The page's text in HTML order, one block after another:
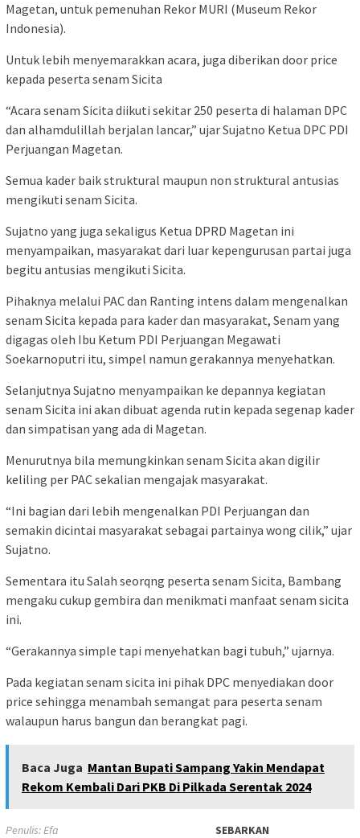
Magetan, untuk pemenuhan Rekor MURI (Museum Rekor
Indonesia).
Untuk lebih menyemarakkan acara, juga diberikan door price
kepada peserta senam Sicita
“Acara senam Sicita diikuti sekitar 250 peserta di halaman DPC
dan alhamdulillah berjalan lancar,” ujar Sujatno Ketua DPC PDI
Perjuangan Magetan.
Semua kader baik struktural maupun non struktural antusias
mengikuti senam Sicita.
Sujatno yang juga sekaligus Ketua DPRD Magetan ini
menyampaikan, masyarakat dari luar kepengurusan partai juga
begitu antusias mengikuti Sicita.
Pihaknya melalui PAC dan Ranting intens dalam mengenalkan
senam Sicita kepada para kader dan masyarakat, Senam yang
digagas oleh Ibu Ketum PDI Perjuangan Megawati
Soekarnoputri itu, simpel namun gerakannya menyehatkan.
Selanjutnya Sujatno menyampaikan ke depannya kegiatan
senam Sicita ini akan dibuat agenda rutin kepada segenap kader
dan simpatisan yang ada di Magetan.
Menurutnya bila memungkinkan senam Sicita akan digilir
keliling per PAC sekalian mengajak masyarakat.
“Ini bagian dari lebih mengenalkan PDI Perjuangan dan
semakin dicintai masyarakat sebagai partainya wong cilik,” ujar
Sujatno.
Sementara itu Salah seorqng peserta senam Sicita, Bambang
mengaku cukup gembira dan menikmati manfaat senam sicita
ini.
“Gerakannya simple tapi menyehatkan bagi tubuh,” ujarnya.
Pada kegiatan senam sicita ini pihak DPC menyediakan door
price sehingga menambah semangat para peserta senam
walaupun harus bangun dan berangkat pagi.
Baca Juga Mantan Bupati Sampang Yakin Mendapat
Rekom Kembali Dari PKB Di Pilkada Serentak 2024
Penulis: Efa SEBARKAN